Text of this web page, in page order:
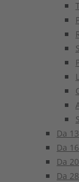
Da
Da
Da
Da